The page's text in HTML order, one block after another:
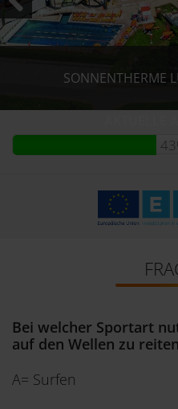
SONNENTHERME
SUNNY BUNNY’S
SUNNY BUNNY’S
SUNNY BUNNY’S
PREVIOUS
Bei welcher Sportart
auf den Wellen zu
A= Surfen